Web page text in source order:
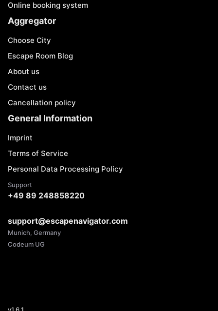
Online booking system
Aggregator
Choose City
Escape Room Blog
About us
Contact us
Cancellation policy
General Information
Imprint
Terms of Service
Personal Data Processing Policy
Support
+49 89 248858220
support@escapenavigator.com
Munich, Germany
Codeum UG